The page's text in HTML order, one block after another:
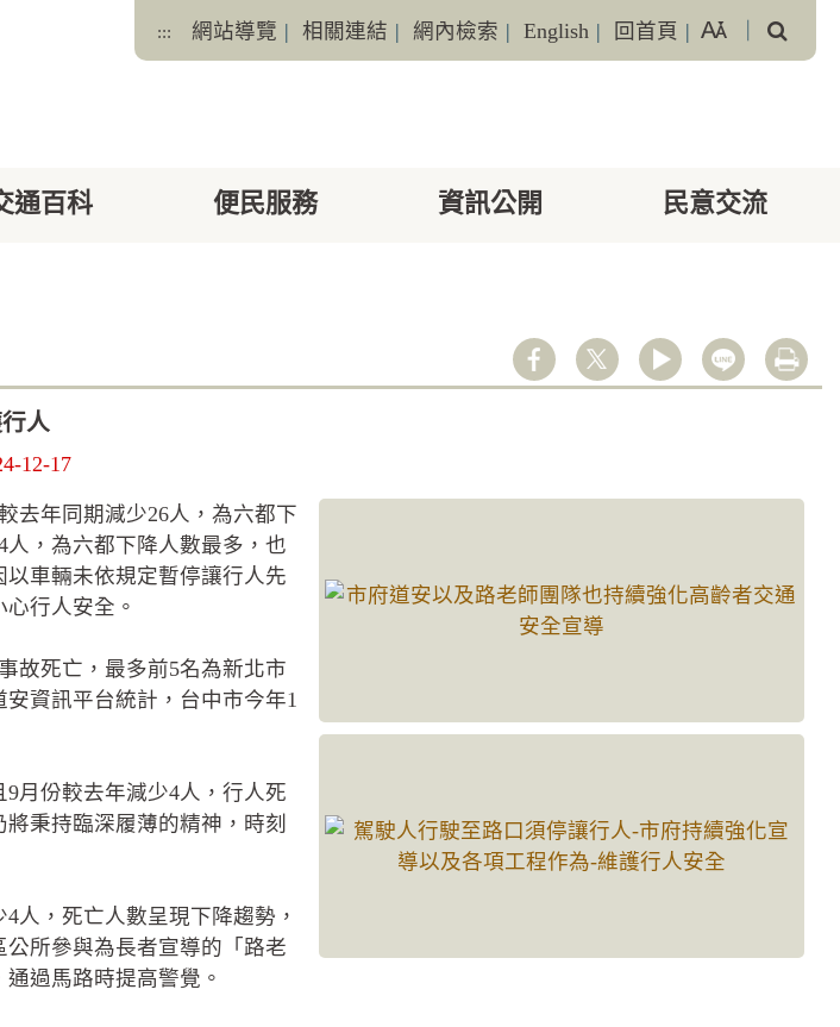
::: 網站導覽 | 相關連結 | 網內檢索 | English | 回首頁 |
尋
通百科 便民服務 資訊公開 民意交流
人
12-17
去年同期減少26人，為六都下
人，為六都下降人數最多，也
車輛未依規定暫停讓行人先
行人安全。
故死亡，最多前5名為新北市
資訊平台統計，台中市今年1
月份較去年減少4人，行人死
秉持臨深履薄的精神，時刻
人，死亡人數呈現下降趨勢，
所參與為長者宣導的「路老
過馬路時提高警覺。